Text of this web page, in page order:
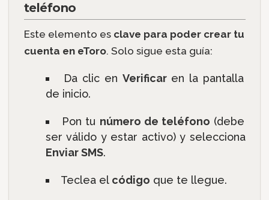
teléfono
Este elemento es clave para poder crear tu
cuenta en eToro. Solo sigue esta guía:
Da clic en Verificar en la pantalla
de inicio.
Pon tu número de teléfono (debe
ser válido y estar activo) y selecciona
Enviar SMS.
Teclea elcódigo que te llegue.